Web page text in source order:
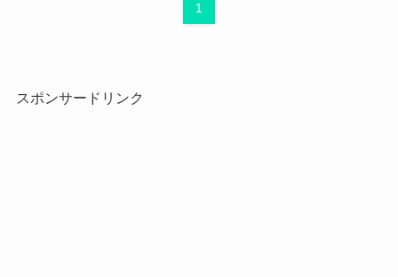
1
スポンサードリンク